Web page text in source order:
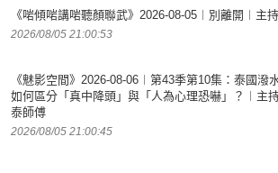
《啱傾啱講啱聽顏聯武》2026-08-05︱別離開︱主
2026/08/05 21:00:53
《魅影空間》2026-08-06︱第43季第10集：泰國潑
如何區分「真中降頭」與「人為心理恐嚇」？︱主
泰師傅
2026/08/05 21:00:45